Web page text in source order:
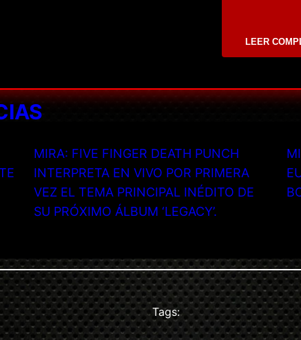
LEER
MIRA: FIVE FINGER DEATH PUNCH
INTERPRETA EN VIVO POR PRIMERA
VEZ EL TEMA PRINCIPAL INÉDITO DE
SU PRÓXIMO ÁLBUM ‘LEGACY’.
Tags: